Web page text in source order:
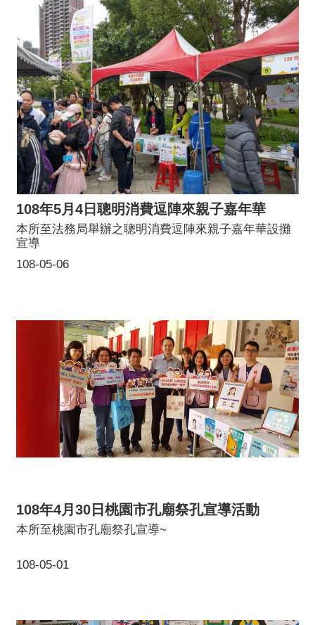
108年5月4日聰明消費逗陣來親子嘉年華
108-05-06
本所至法務局舉辦之聰明消費逗陣來親子嘉年華設攤
宣導
108年4月30日桃園市孔廟祭孔宣導活動
108-05-01
本所至桃園市孔廟祭孔宣導~